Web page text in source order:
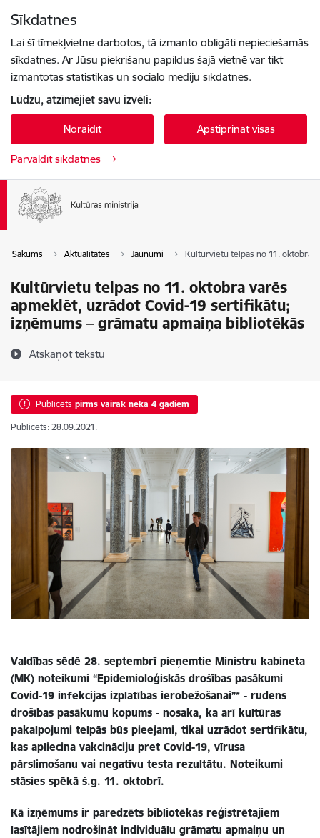
Sīkdatnes
Lai šī tīmekļvietne darbotos, tā izmanto obligāti nepieciešamās
sīkdatnes. Ar Jūsu piekrišanu papildus šajā vietnē var tikt
izmantotas statistikas un sociālo mediju sīkdatnes.
Lūdzu, atzīmējiet savu izvēli:
Noraidīt Apstiprināt visas
Pārvaldīt sīkdatnes
Sākums Aktualitātes Jaunumi Kultūrvietu telpas no 11. oktobra
Kultūrvietu telpas no 11. oktobra varēs
apmeklēt, uzrādot Covid-19 sertifikātu;
izņēmums – grāmatu apmaiņa bibliotēkās
Atskaņot tekstu
Publicēts pirms vairāk nekā 4 gadiem
Publicēts: 28.09.2021.
Valdības sēdē 28. septembrī pieņemtie Ministru kabineta
(MK) noteikumi “Epidemioloģiskās drošības pasākumi
Covid-19 infekcijas izplatības ierobežošanai”* - rudens
drošības pasākumu kopums - nosaka, ka arī kultūras
pakalpojumi telpās būs pieejami, tikai uzrādot sertifikātu,
kas apliecina vakcināciju pret Covid-19, vīrusa
pārslimošanu vai negatīvu testa rezultātu. Noteikumi
stāsies spēkā š.g. 11. oktobrī.
Kā izņēmums ir paredzēts bibliotēkās reģistrētajiem
lasītājiem nodrošināt individuālu grāmatu apmaiņu un